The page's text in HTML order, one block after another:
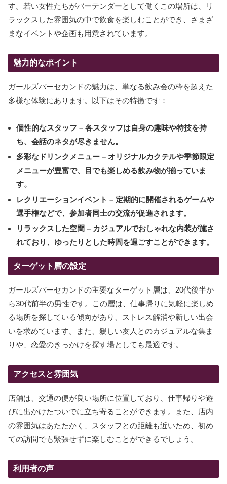
す。若い女性たちがバーテンダーとして働くこの場所は、リ
ラックスした雰囲気の中で飲食を楽しむことができ、さまざ
まなイベントや企画も用意されています。
魅力的なポイント
ガールズバーセカンドの魅力は、単なる飲み会の枠を超えた
多様な体験にあります。以下はその特徴です：
個性的なスタッフ – 各スタッフは自身の趣味や特技を持
ち、会話のネタが尽きません。
多彩なドリンクメニュー– オリジナルカクテルや季節限定
メニューが豊富で、目でも楽しめる飲み物が揃っていま
す。
レクリエーションイベント – 定期的に開催されるゲームや
選手権などで、参加者同士の交流が促進されます。
リラックスした空間 – カジュアルでおしゃれな内装が施さ
れており、ゆったりとした時間を過ごすことができます。
ターゲット層の設定
ガールズバーセカンドの主要なターゲット層は、20代後半か
ら30代前半の男性です。この層は、仕事帰りに気軽に楽しめ
る場所を探している傾向があり、ストレス解消や新しい出会
いを求めています。また、親しい友人とのカジュアルな集ま
りや、恋愛のきっかけを探す場としても最適です。
アクセスと雰囲気
店舗は、交通の便が良い場所に位置しており、仕事帰りや遊
びに出かけたついでに立ち寄ることができます。また、店内
の雰囲気はあたたかく、スタッフとの距離も近いため、初め
ての訪問でも緊張せずに楽しむことができるでしょう。
利用者の声